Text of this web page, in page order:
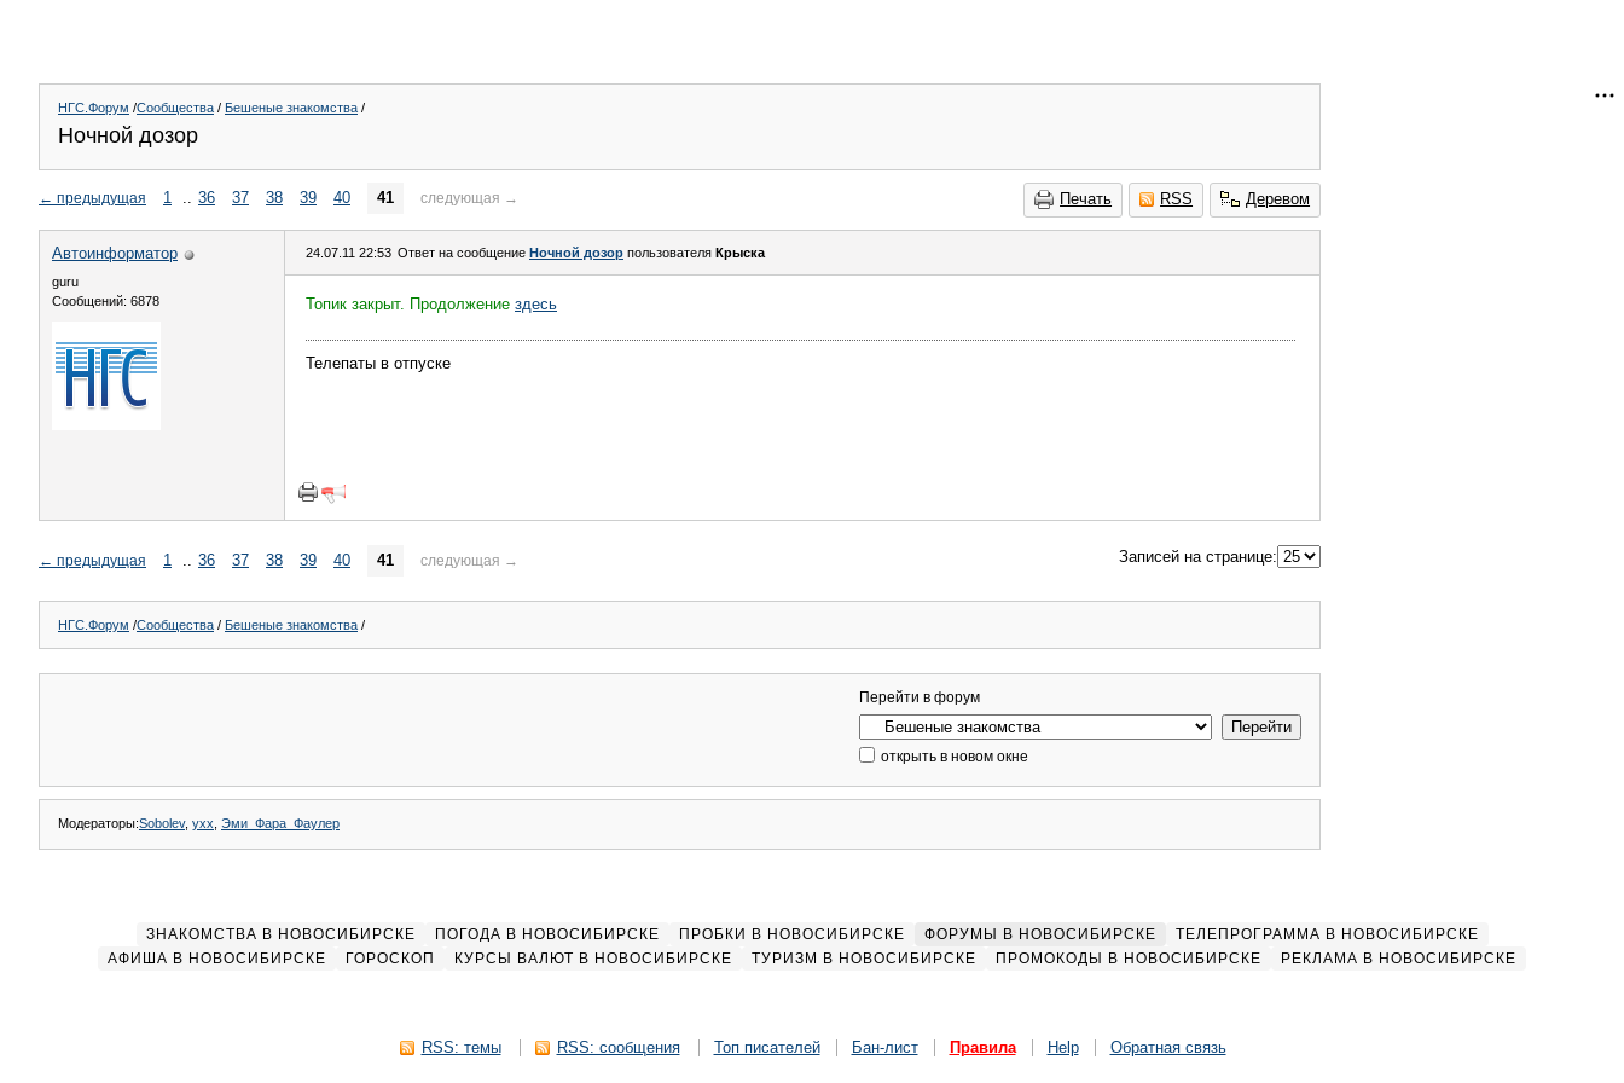
НГС.Форум /Сообщества / Бешеные знакомства /
Ночной дозор
Печать RSS Деревом
← предыдущая 1 .. 36 37 38 39 40 41 следующая →
Автоинформатор
guru
Сообщений: 6878
24.07.11 22:53 Ответ на сообщение Ночной дозор пользователя Крыска
Топик закрыт. Продолжение здесь
Телепаты в отпуске
← предыдущая 1 .. 36 37 38 39 40 41 следующая → Записей на странице:
НГС.Форум /Сообщества / Бешеные знакомства /
Перейти в форум
открыть в новом окне
Модераторы:Sоbоlev, yxx Эми_Фара_Фаулер
ЗНАКОМСТВА В НОВОСИБИРСКЕ ПОГОДА В НОВОСИБИРСКЕ ПРОБКИ В НОВОСИБИРСКЕ ФОРУМЫ В НОВОСИБИРСКЕ
ТЕЛЕПРОГРАММА В НОВОСИБИРСКЕ
АФИША В НОВОСИБИРСКЕ
ГОРОСКОП КУРСЫ ВАЛЮТ В НОВОСИБИРСКЕ ТУРИЗМ В НОВОСИБИРСКЕ ПРОМОКОДЫ В НОВОСИБИРСКЕ РЕКЛАМА В НОВОСИБИРСКЕ
RSS: темы RSS: сообщения Топ писателей Бан-лист Правила Help Обратная связь